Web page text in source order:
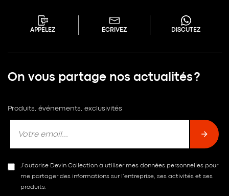
APPELEZ ÉCRIVEZ DISCUTEZ
On vous partage nos actualités ?
Produits, événements, exclusivités
J’autorise Devin Collection à utiliser mes données personnelles pour
me partager des informations sur l’entreprise, ses activités et ses
produits.